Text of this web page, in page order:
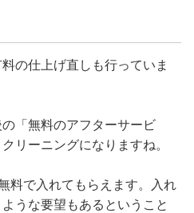
の仕上げ直しも行っていま
「無料のアフターサービ
リーニングになりますね。
料で入れてもらえます。入れ
うな要望もあるということ